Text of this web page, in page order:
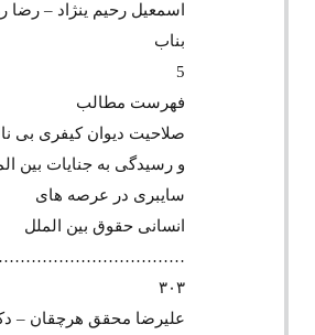
اسمعیل رحیم ینژاد – رضا
بناب
5
فهرست مطالب
صلاحیت دیوان کیفری بی
و رسیدگی به جنایات بین
سایبری در عرصه های
انسانی حقوق بین الملل
۳۰۳
علیرضا محقق هرچقان –